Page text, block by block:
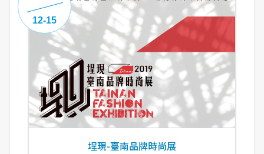
埕現-臺南品牌時尚展
12-15